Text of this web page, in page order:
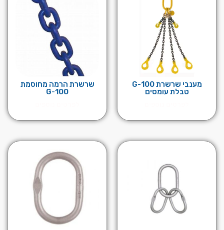
מענבי שרשרת 100-G
טבלת עומסים
שרשרת הרמה מחוסמת
G-100